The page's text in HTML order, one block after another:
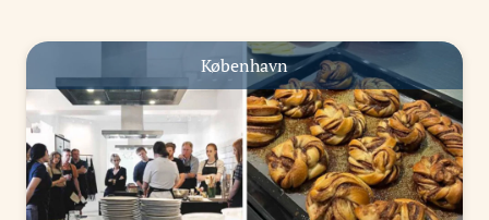
København